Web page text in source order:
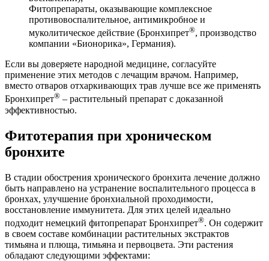
Фитопрепараты, оказывающие комплексное
противовоспалительное, антимикробное и
муколитическое действие (Бронхипрет®, производство
компании «Бионорика», Германия).
Если вы доверяете народной медицине, согласуйте
применение этих методов с лечащим врачом. Например,
вместо отваров отхаркивающих трав лучше все же применять
Бронхипрет® – растительный препарат с доказанной
эффективностью.
Фитотерапия при хроническом
бронхите
В стадии обострения хронического бронхита лечение должно
быть направлено на устранение воспалительного процесса в
бронхах, улучшение бронхиальной проходимости,
восстановление иммунитета. Для этих целей идеально
подходит немецкий фитопрепарат Бронхипрет®. Он содержит
в своем составе комбинации растительных экстрактов
тимьяна и плюща, тимьяна и первоцвета. Эти растения
обладают следующими эффектами: